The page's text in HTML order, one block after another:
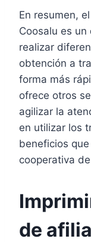
En resumen,
Coosalu es
realizar
obtención a
forma más
ofrece otros
agilizar la
en utilizar los
beneficios
cooperativa
de